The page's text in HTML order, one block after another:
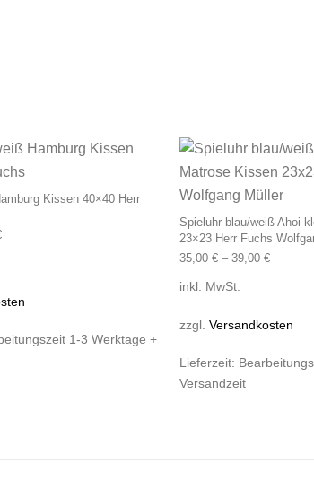
Varianten auf. Die Optionen können auf
Kissen 40×40 Herr
Dieses Produkt weist
1-3 Werktage +
Spieluhr blau/weiß Ahoi
23×23 Herr Fuchs
35,00 € – 39,00 €
inkl. MwSt.
zzgl. Versandkosten
Lieferzeit:
Versandzeit